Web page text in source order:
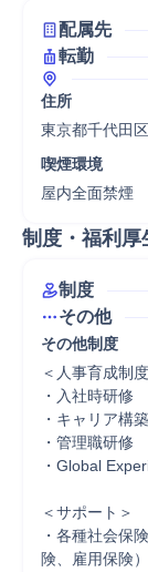
配属先
転勤
住所
東京都千代田区
喫煙環境
屋内全面禁煙
制度・福利厚
制度
その他
その他制度
＜人事育成制
・入社時研修
・キャリア構
・管理職研修
・Global
＜サポート＞
・各種社会保
険、雇用保険）